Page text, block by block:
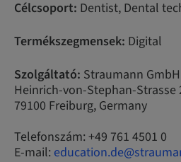
Célcsoport: Dentist, Dental
Termékszegmensek: Digital
Szolgáltató: Straumann
Heinrich-von-Stephan-Strasse
79100 Freiburg, Germany
Telefonszám: +49 761 4501 0
E-mail: